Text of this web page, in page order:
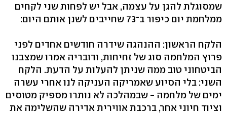
שמסוגלת להגן על עצמה, אבל יש לפחות שני לקחים
ממלחמת יום כיפור ב־73 שחייבים לשנן אותם היום:
הלקח הראשון: ההנהגה שידרה חודשים אחדים לפני
פרוץ המלחמה סוג של זחיחות, ודובריה אמרו שמצבנו
הביטחוני טוב ממה שניתן להעלות על הדעת. הלקח
השני: בלי הסיוע שאמריקה העניקה לנו אחרי עשרה
ימים של מלחמה - שבמהלכה לא נותרו מספיק מטוסים
וציוד חיוני אחר, ברכבת אווירית אדירה שהשלימה את